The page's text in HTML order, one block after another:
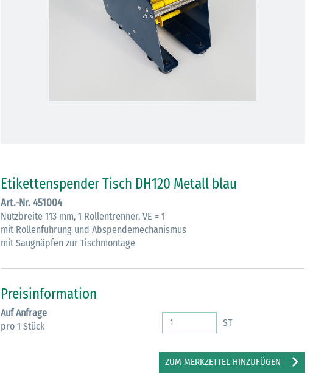
Etikettenspender Tisch DH120 Metall blau
Art.-Nr. 451004
Nutzbreite 113 mm, 1 Rollentrenner, VE = 1
mit Rollenführung und Abspendemechanismus
mit Saugnäpfen zur Tischmontage
Preisinformation
Auf Anfrage
pro 1 Stück
ST
ZUM MERKZETTEL HINZUFÜGEN